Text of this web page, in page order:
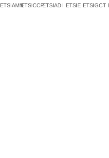
ETSIAMNETSICCPETSIADI ETSIE ETSIGCT